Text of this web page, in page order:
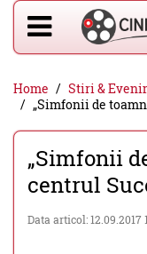
Home
Stiri &
„Simfonii de
„Simfonii
centrul
Data articol: 12.09.2017